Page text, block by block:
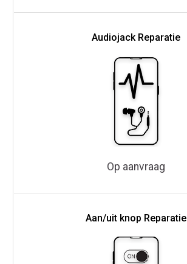
Audiojack Reparatie
Op aanvraag
Aan/uit knop Reparatie